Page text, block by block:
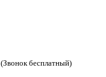
(Звонок бесплатный)